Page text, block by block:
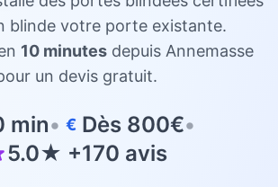
blinde votre porte existante.
10 minutes depuis Annemasse
un devis gratuit.
min• € Dès 800€•
5.0★ +170 avis